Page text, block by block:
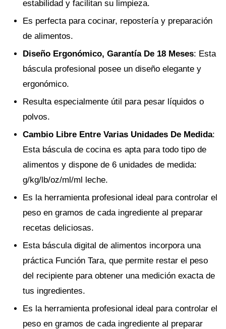
estabilidad y facilitan su limpieza.
Es perfecta para cocinar, repostería y preparación
de alimentos.
Diseño Ergonómico, Garantía De 18 Meses: Esta
báscula profesional posee un diseño elegante y
ergonómico.
Resulta especialmente útil para pesar líquidos o
polvos.
Cambio Libre Entre Varias Unidades De Medida:
Esta báscula de cocina es apta para todo tipo de
alimentos y dispone de 6 unidades de medida:
g/kg/lb/oz/ml/ml leche.
Es la herramienta profesional ideal para controlar el
peso en gramos de cada ingrediente al preparar
recetas deliciosas.
Esta báscula digital de alimentos incorpora una
práctica Función Tara, que permite restar el peso
del recipiente para obtener una medición exacta de
tus ingredientes.
Es la herramienta profesional ideal para controlar el
peso en gramos de cada ingrediente al preparar